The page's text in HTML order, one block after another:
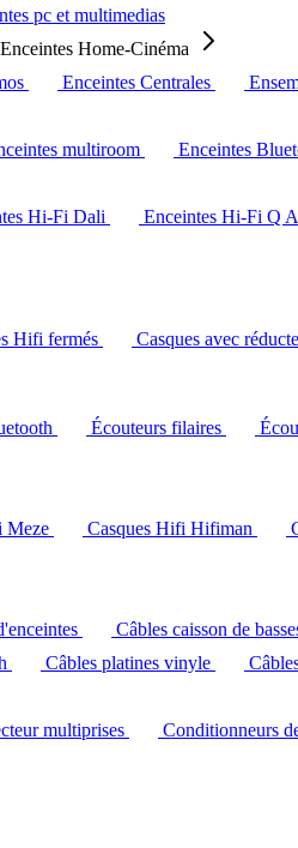
pc et multimedias
Enceintes Home-Cinéma
Enceintes Centrales
multiroom
Enceintes
Hi-Fi Dali Enceintes Hi-Fi Q
Hifi fermés Casques avec
Écouteurs filaires
Meze Casques Hifi Hifiman
Câbles caisson de
Câbles platines vinyle
multiprises
Conditionneurs